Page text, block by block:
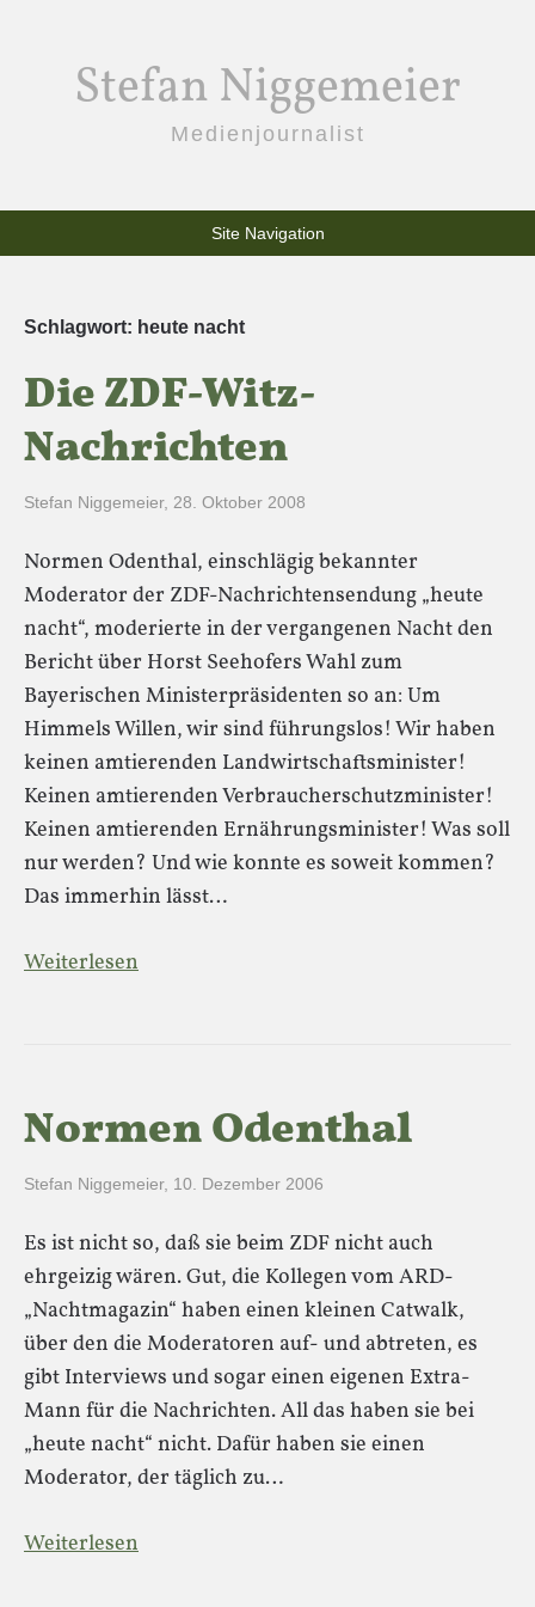
Stefan Niggemeier
Medienjournalist
Site Navigation
Schlagwort: heute nacht
Die ZDF-Witz-
Nachrichten
Stefan Niggemeier, 28. Oktober 2008
Normen Odenthal, einschlägig bekannter
Moderator der ZDF-Nachrichtensendung „heute
nacht“, moderierte in der vergangenen Nacht den
Bericht über Horst Seehofers Wahl zum
Bayerischen Ministerpräsidenten so an: Um
Himmels Willen, wir sind führungslos! Wir haben
keinen amtierenden Landwirtschaftsminister!
Keinen amtierenden Verbraucherschutzminister!
Keinen amtierenden Ernährungsminister! Was soll
nur werden? Und wie konnte es soweit kommen?
Das immerhin lässt…
Weiterlesen
Normen Odenthal
Stefan Niggemeier, 10. Dezember 2006
Es ist nicht so, daß sie beim ZDF nicht auch
ehrgeizig wären. Gut, die Kollegen vom ARD-
„Nachtmagazin“ haben einen kleinen Catwalk,
über den die Moderatoren auf- und abtreten, es
gibt Interviews und sogar einen eigenen Extra-
Mann für die Nachrichten. All das haben sie bei
„heute nacht“ nicht. Dafür haben sie einen
Moderator, der täglich zu…
Weiterlesen